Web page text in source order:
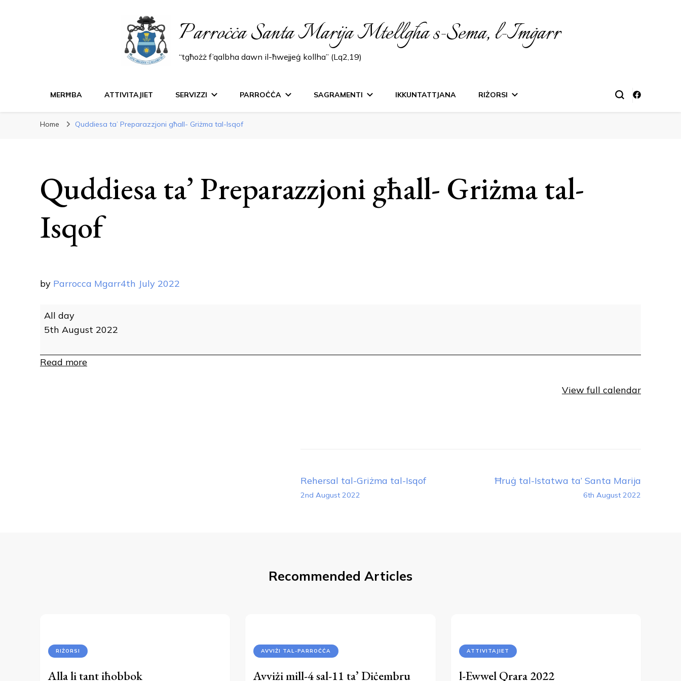
Parroċċa Santa Marija Mtellgħa s-Sema, l-Imġarr
“tgħożż f’qalbha dawn il-ħwejjeġ kollha” (Lq2,19)
MERĦBA ATTIVITAJIET SERVIZZI PARROĊĊA SAGRAMENTI IKKUNTATTJANA RIŻORSI
Home Quddiesa ta’ Preparazzjoni għall- Griżma tal-Isqof
Quddiesa ta’ Preparazzjoni għall- Griżma tal-
Isqof
by Parrocca Mgarr4th July 2022
Quddiesa
ta'
għall-
Griżma
All day
5th August 2022
Read more
View full calendar
Post
Navigation
Rehersal tal-Griżma tal-Isqof
2nd August 2022
Ħruġ tal-Istatwa ta’ Santa Marija
6th August 2022
Recommended Articles
RIŻORSI
Alla li tant iħobbok
AVVIŻI TAL-PARROĊĊA
Avviżi mill-4 sal-11 ta’ Diċembru
ATTIVITAJIET
l-Ewwel Qrara 2022